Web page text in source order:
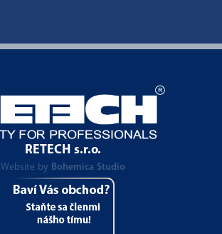
RETECH s.r.o.
Website by Bohemica Studio